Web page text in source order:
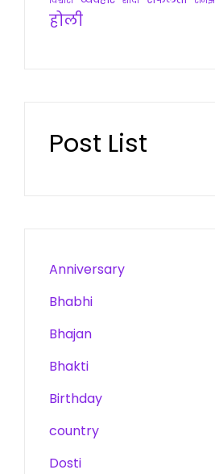
होली
Post List
Anniversary
Bhabhi
Bhajan
Bhakti
Birthday
country
Dosti